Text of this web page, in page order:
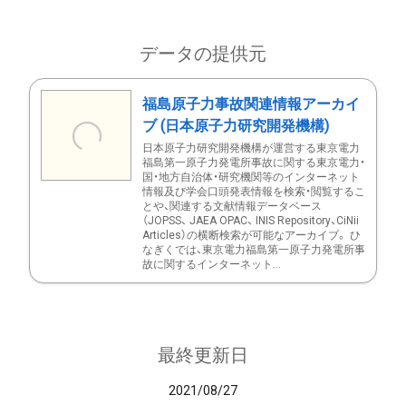
データの提供元
福島原子力事故関連情報アーカイ
ブ (日本原子力研究開発機構)
日本原子力研究開発機構が運営する東京電力
福島第一原子力発電所事故に関する東京電力・
国・地方自治体・研究機関等のインターネット
情報及び学会口頭発表情報を検索・閲覧するこ
とや、関連する文献情報データベース
（JOPSS、 JAEA OPAC、 INIS Repository、CiNii
Articles）の横断検索が可能なアーカイブ。 ひ
なぎくでは、東京電力福島第一原子力発電所事
故に関するインターネット...
最終更新日
2021/08/27